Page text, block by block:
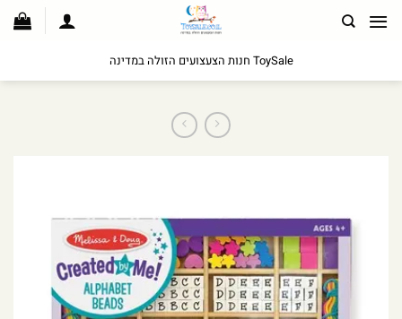
לתוכן
ToySale חנות הצעצועים הזולה במדינה